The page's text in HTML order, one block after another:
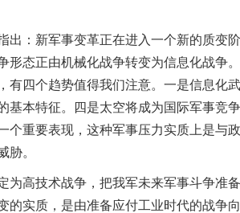
新军事变革正在进入一个新的质变
态正由机械化战争转变为信息化战争
四个趋势值得我们注意。一是信息化
本特征。四是太空将成为国际军事竞
重要表现，这种军事压力实质上是与
胁。
技术战争，把我军未来军事斗争准
实质，是由准备应付工业时代的战争